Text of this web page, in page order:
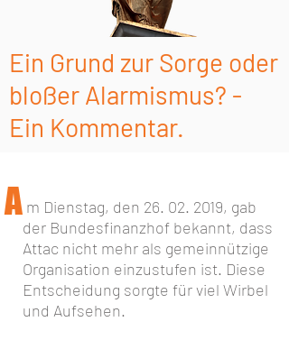
Ein Grund zur Sorge oder
bloßer Alarmismus? -
Ein Kommentar.
m Dienstag, den 26. 02. 2019, gab
der Bundesfinanzhof bekannt, dass
Attac nicht mehr als gemeinnützige
Organisation einzustufen ist. Diese
Entscheidung sorgte für viel Wirbel
und Aufsehen.
A